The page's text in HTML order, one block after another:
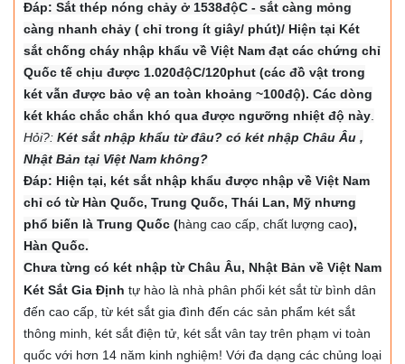
Đáp: Sắt thép nóng chảy ở 1538độC - sắt càng mỏng
càng nhanh chảy ( chỉ trong ít giây/ phút)/ Hiện tại Két
sắt chống cháy nhập khẩu về Việt Nam đạt các chứng chỉ
Quốc tế chịu được 1.020độC/120phut (các đồ vật trong
két vẫn được bảo vệ an toàn khoảng ~100độ). Các dòng
két khác chắc chắn khó qua được ngưỡng nhiệt độ này.
Hỏi?: Két sắt nhập khẩu từ đâu? có két nhập Châu Âu ,
Nhật Bản tại Việt Nam không?
Đáp: Hiện tại, két sắt nhập khẩu được nhập về Việt Nam
chỉ có từ Hàn Quốc, Trung Quốc, Thái Lan, Mỹ nhưng
phổ biến là Trung Quốc (hàng cao cấp, chất lượng cao),
Hàn Quốc.
Chưa từng có két nhập từ Châu Âu, Nhật Bản về Việt Nam
Két Sắt Gia Định tự hào là nhà phân phối két sắt từ bình dân
đến cao cấp, từ két sắt gia đình đến các sản phẩm két sắt
thông minh, két sắt điện tử, két sắt vân tay trên phạm vi toàn
quốc với hơn 14 năm kinh nghiệm! Với đa dạng các chủng loại